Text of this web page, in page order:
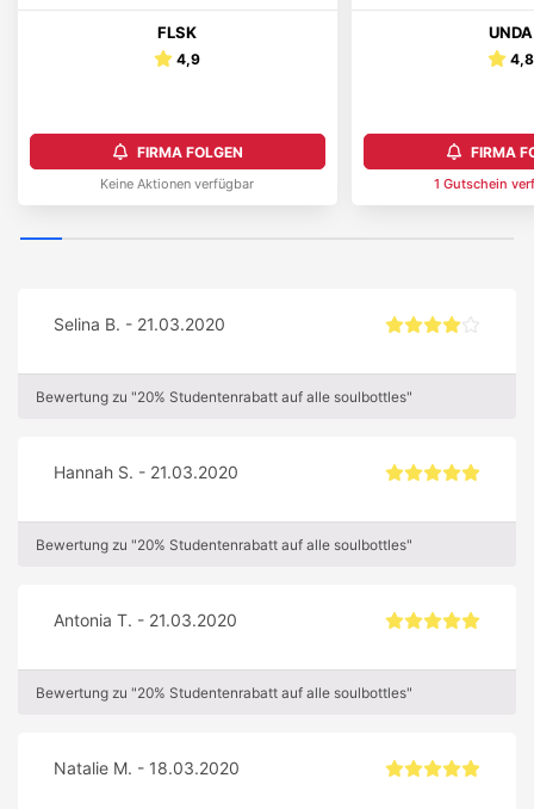
FLSK
4,9
FIRMA FOLGEN
Keine Aktionen verfügbar
UNDA
4,8
FIRMA
1 Gutschein
Selina B. - 21.03.2020
Bewertung zu "20% Studentenrabatt auf alle soulbottles"
Hannah S. - 21.03.2020
Bewertung zu "20% Studentenrabatt auf alle soulbottles"
Antonia T. - 21.03.2020
Bewertung zu "20% Studentenrabatt auf alle soulbottles"
Natalie M. - 18.03.2020